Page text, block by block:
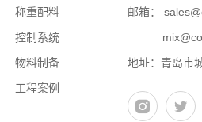
称重配料
控制系统
物料制备
工程案例
邮箱：
地址：青岛市